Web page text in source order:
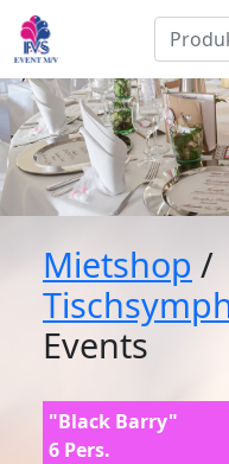
Mietshop /
Events
"Black Barry"
6 Pers.